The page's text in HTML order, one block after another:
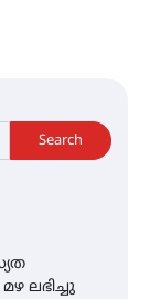
Search
മഴ ലഭിച്ചു